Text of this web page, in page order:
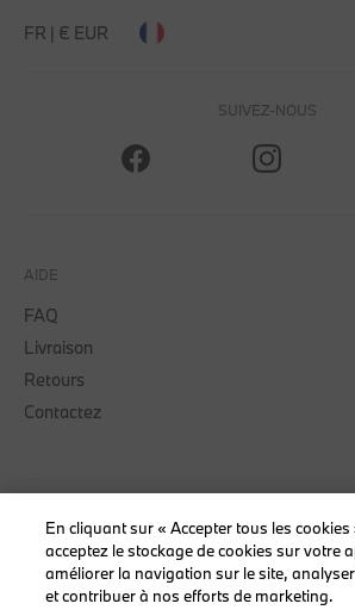
FR | € EUR
SUIVEZ-NOUS
AIDE
FAQ
Livraison
Retours
Contactez
ENCORE
Suivi commande
En cliquant sur « Accepter tous les cookies
acceptez le stockage de cookies sur votre
améliorer la navigation sur le site,
et contribuer à nos efforts de marketing.